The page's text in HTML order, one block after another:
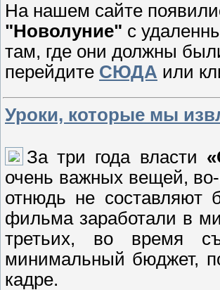
На нашем сайте
"Новолуние" с
там, где они должны
перейдите СЮДА или
Уроки, которые мы
За три года власти
очень важных вещей, во-
отнюдь не составляют
фильма заработали в
третьих, во время
минимальный бюджет,
кадре.